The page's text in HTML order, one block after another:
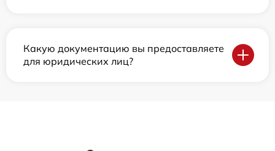
Какую документацию вы предоставляете
для юридических лиц?